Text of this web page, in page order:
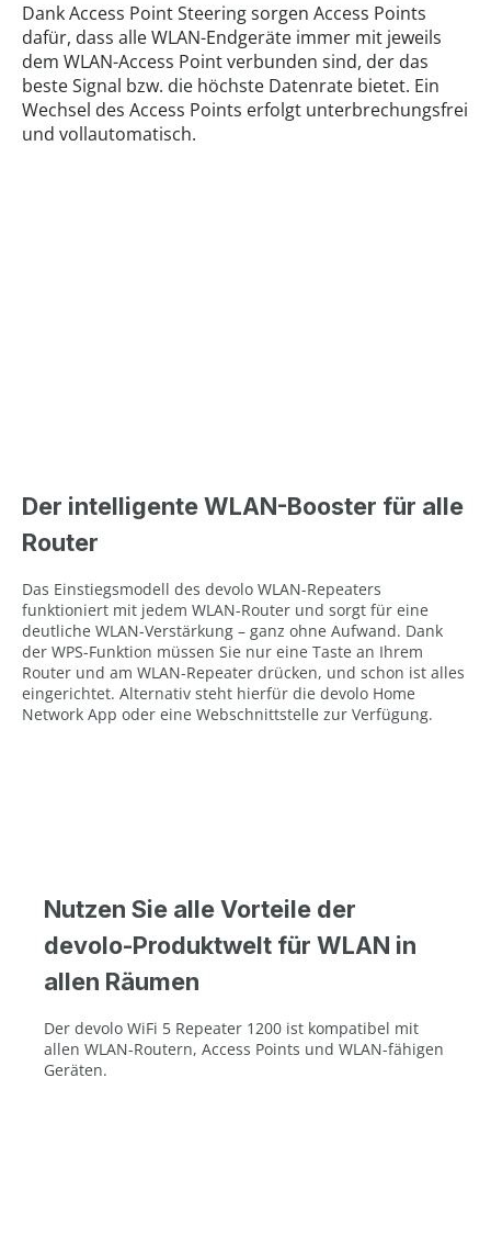
Dank Access Point Steering sorgen Access Points
dafür, dass alle WLAN-Endgeräte immer mit jeweils
dem WLAN-Access Point verbunden sind, der das
beste Signal bzw. die höchste Datenrate bietet. Ein
Wechsel des Access Points erfolgt unterbrechungsfrei
und vollautomatisch.
Der intelligente WLAN-Booster für alle
Router
Das Einstiegsmodell des devolo WLAN-Repeaters
funktioniert mit jedem WLAN-Router und sorgt für eine
deutliche WLAN-Verstärkung – ganz ohne Aufwand. Dank
der WPS-Funktion müssen Sie nur eine Taste an Ihrem
Router und am WLAN-Repeater drücken, und schon ist alles
eingerichtet. Alternativ steht hierfür die devolo Home
Network App oder eine Webschnittstelle zur Verfügung.
Nutzen Sie alle Vorteile der
devolo-Produktwelt für WLAN in
allen Räumen
Der devolo WiFi 5 Repeater 1200 ist kompatibel mit
allen WLAN-Routern, Access Points und WLAN-fähigen
Geräten.